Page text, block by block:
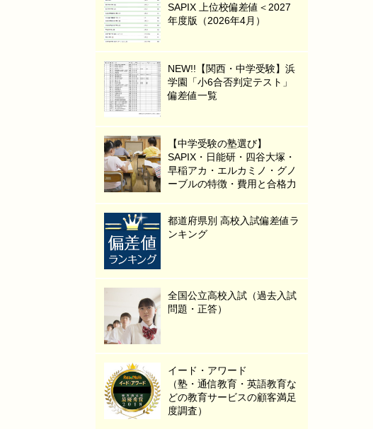
SAPIX 上位校偏差値＜2027
年度版（2026年4月）
NEW!!【関西・中学受験】浜
学園「小6合否判定テスト」
偏差値一覧
【中学受験の塾選び】
SAPIX・日能研・四谷大塚・
早稲アカ・エルカミノ・グノ
ーブルの特徴・費用と合格力
都道府県別 高校入試偏差値ラ
ンキング
全国公立高校入試（過去入試
問題・正答）
イード・アワード
（塾・通信教育・英語教育な
どの教育サービスの顧客満足
度調査）